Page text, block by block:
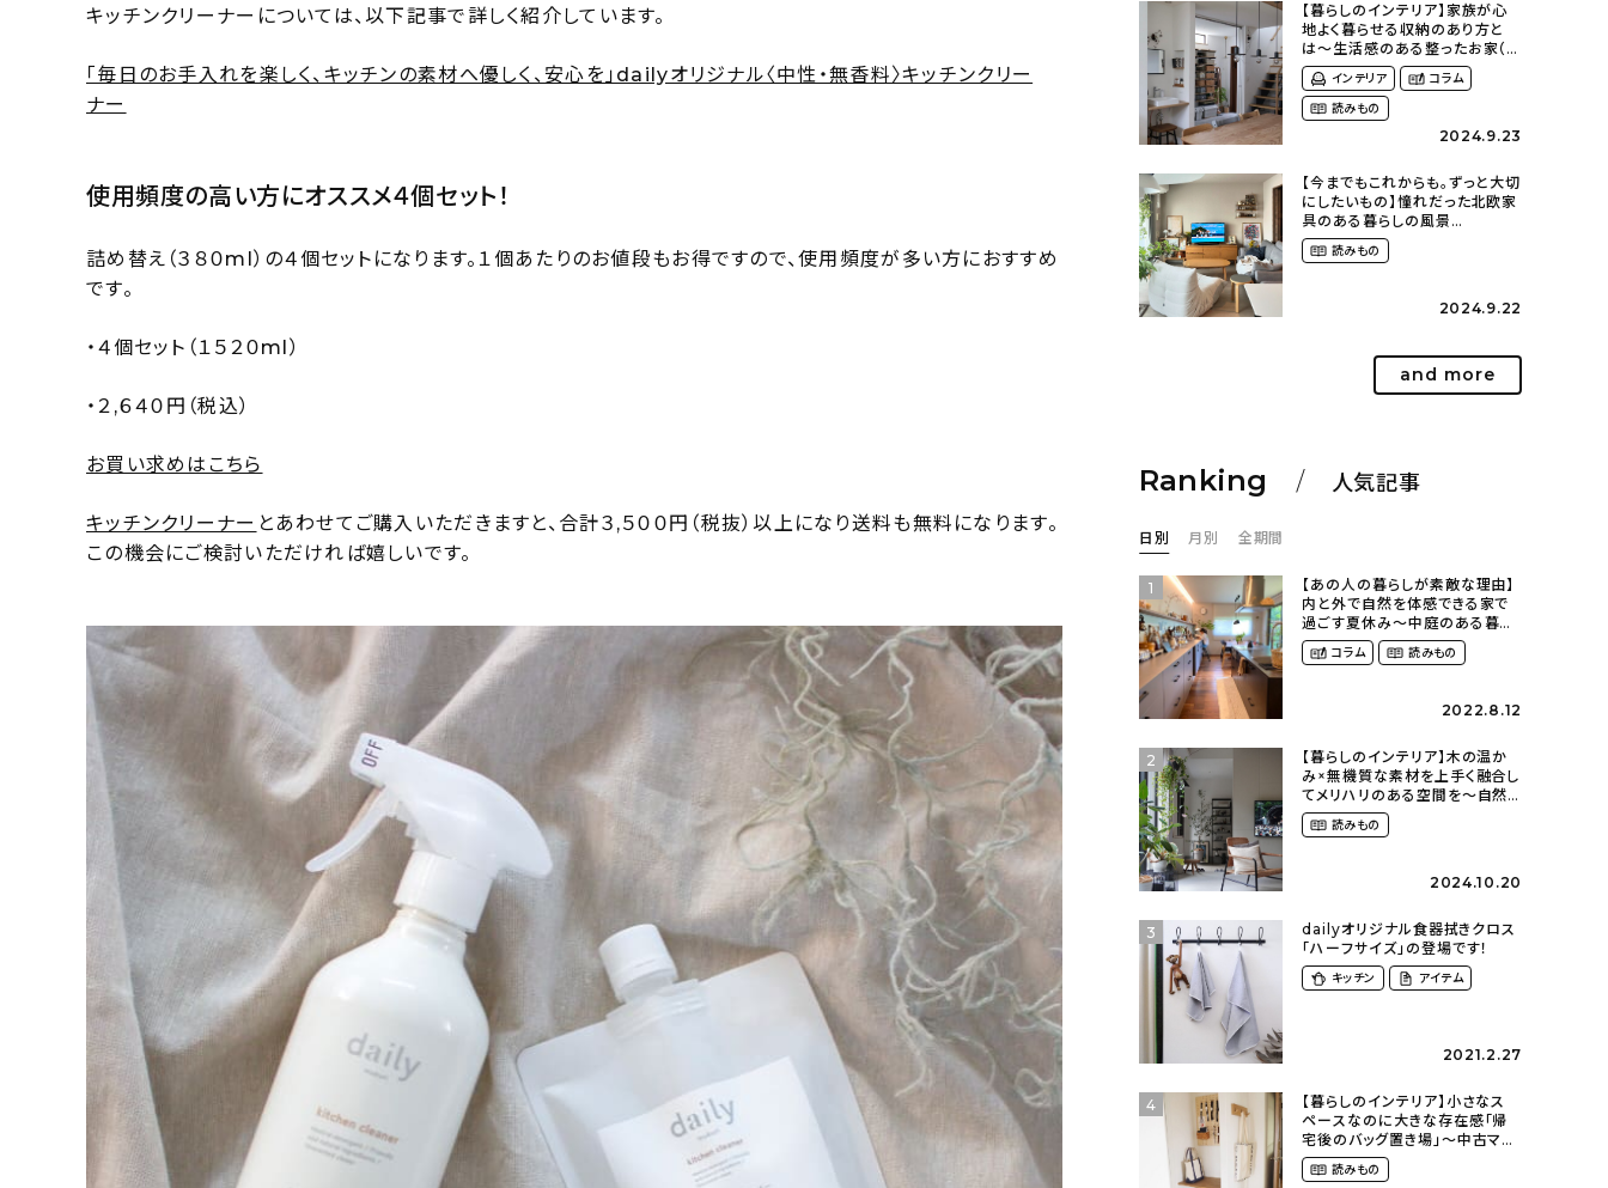
キッチンクリーナーについては、以下記事で詳しく紹介しています。
「毎日のお手入れを楽しく、キッチンの素材へ優しく、安心を」dailyオリジナル〈中性・無香料〉キッチンクリー
ナー
使用頻度の高い方にオススメ４個セット！
詰め替え（３８０ml）の４個セットになります。１個あたりのお値段もお得ですので、使用頻度が多い方におすすめ
です。
・４個セット（１５２０ml）
・２,６４０円（税込）
お買い求めはこちら
キッチンクリーナー とあわせてご購入いただきますと、合計３,５００円（税抜）以上になり送料も無料になります。
この機会にご検討いただければ嬉しいです。
【暮らしのインテリア】家族が心
地よく暮らせる収納のあり方と
は〜生活感のある整ったお家（
kaya___ieさん）
インテリア
コラム
読みもの
2024.9.23
【今までもこれからも。ずっと大切
にしたいもの】憧れだった北欧家
具のある暮らしの風景
（m._.k_homeさん）
読みもの
2024.9.22
and more
Ranking 人気記事
日別 月別 全期間
1
【あの人の暮らしが素敵な理由】
内と外で自然を体感できる家で
過ごす夏休み〜中庭のある暮ら
し（yume_2700さん）
コラム 読みもの
2022.8.12
2
【暮らしのインテリア】木の温か
み×無機質な素材を上手く融合し
てメリハリのある空間を〜自然
に囲まれて暮らす（ki_no_ieさ
ん） 読みもの
2024.10.20
3
dailyオリジナル食器拭きクロス
「ハーフサイズ」の登場です！
キッチン アイテム
2021.2.27
4
【暮らしのインテリア】小さなス
ペースなのに大きな存在感「帰
宅後のバッグ置き場」～中古マン
ションリノベーションで叶えたコ
ダワリの暮らし（cocoyuko___
読みもの